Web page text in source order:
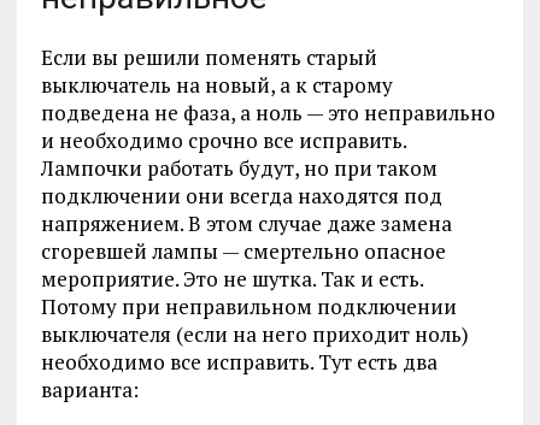
Если вы решили поменять старый
выключатель на новый, а к старому
подведена не фаза, а ноль — это неправильно
и необходимо срочно все исправить.
Лампочки работать будут, но при таком
подключении они всегда находятся под
напряжением. В этом случае даже замена
сгоревшей лампы — смертельно опасное
мероприятие. Это не шутка. Так и есть.
Потому при неправильном подключении
выключателя (если на него приходит ноль)
необходимо все исправить. Тут есть два
варианта: